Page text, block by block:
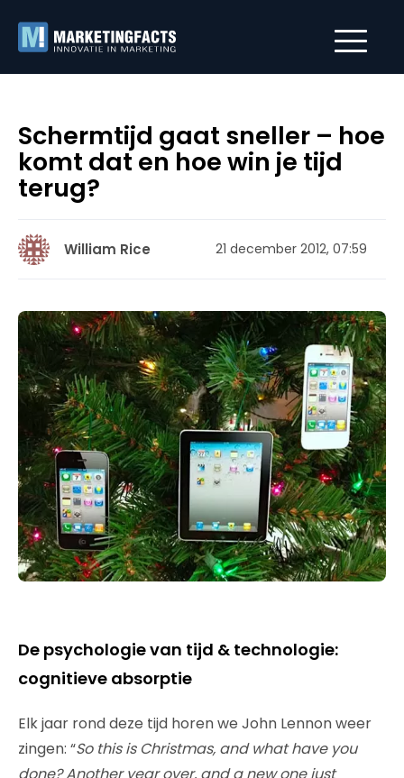
Schermtijd gaat sneller – hoe
komt dat en hoe win je tijd
terug?
William Rice 21 december 2012, 07:59
De psychologie van tijd & technologie:
cognitieve absorptie
Elk jaar rond deze tijd horen we John Lennon weer
zingen: “So this is Christmas, and what have you
done? Another year over, and a new one just